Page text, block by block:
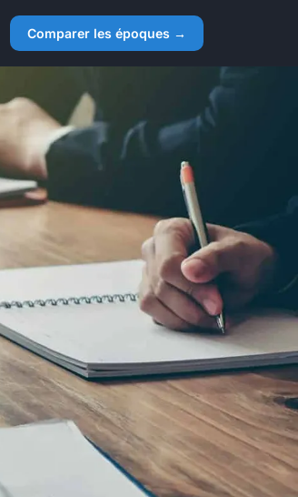
Comparer les époques →